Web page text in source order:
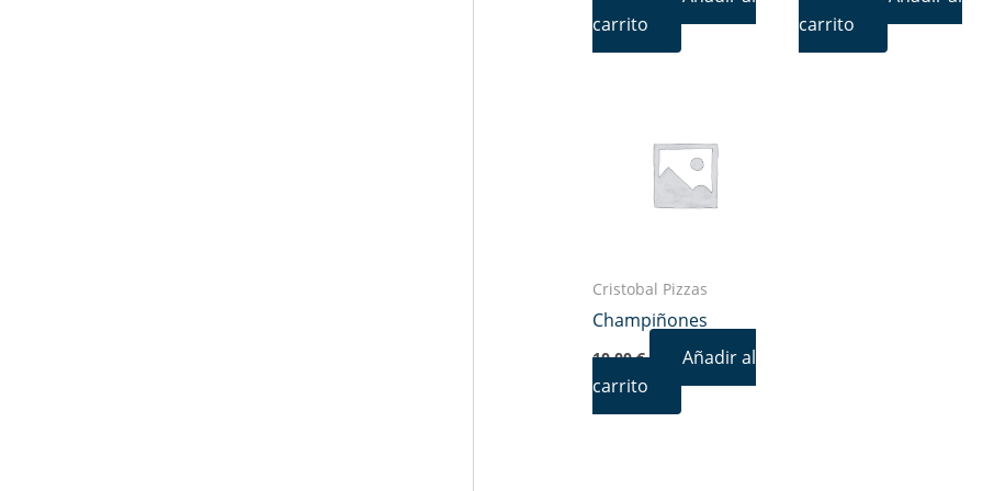
carrito
carrito
Cristobal Pizzas
Champiñones
10,00€
Añadir al
carrito